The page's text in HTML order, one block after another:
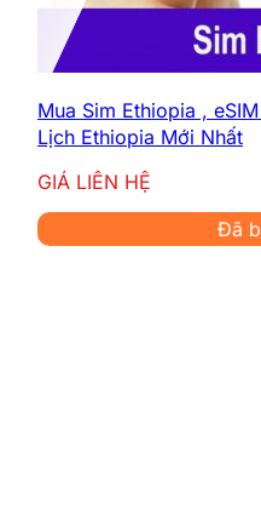
Mua Sim Ethiopia ,
Lịch Ethiopia Mới Nhất
GIÁ LIÊN HỆ
Đã